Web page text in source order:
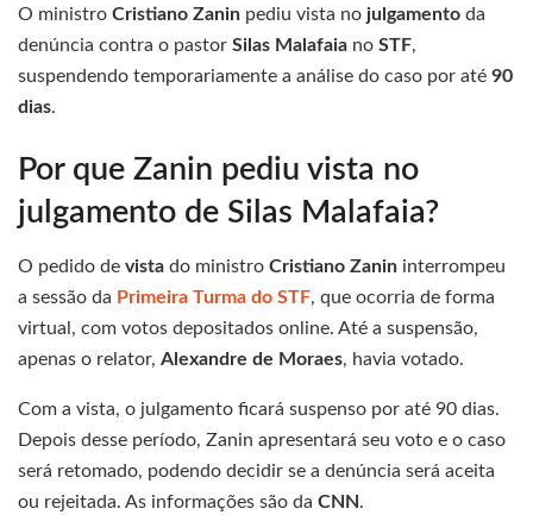
O ministro Cristiano Zanin pediu vista no julgamento da
denúncia contra o pastor Silas Malafaia no STF,
suspendendo temporariamente a análise do caso por até 90
dias.
Por que Zanin pediu vista no
julgamento de Silas Malafaia?
O pedido de vista do ministro Cristiano Zanin interrompeu
a sessão da Primeira Turma do STF, que ocorria de forma
virtual, com votos depositados online. Até a suspensão,
apenas o relator, Alexandre de Moraes, havia votado.
Com a vista, o julgamento ficará suspenso por até 90 dias.
Depois desse período, Zanin apresentará seu voto e o caso
será retomado, podendo decidir se a denúncia será aceita
ou rejeitada. As informações são da CNN.